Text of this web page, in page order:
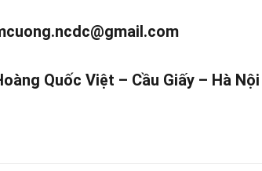
Quốc Việt – Cầu Giấy – Hà Nội